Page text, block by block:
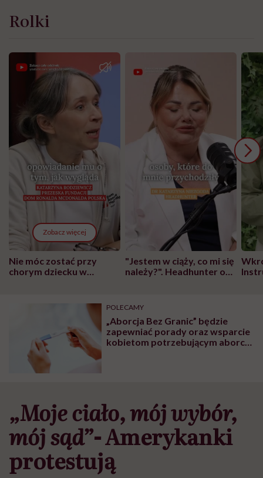
Rolki
Zobacz więcej
Nie móc zostać przy
chorym dziecku w
"Jestem w ciąży, co mi się
należy?". Headhunter o
pracy
POLECAMY
„Aborcja Bez Granic” będzie
zapewniać porady oraz wsparcie
kobietom potrzebującym aborcji.
„Moje ciało, mój wybór,
mój sąd”-Amerykanki
protestują